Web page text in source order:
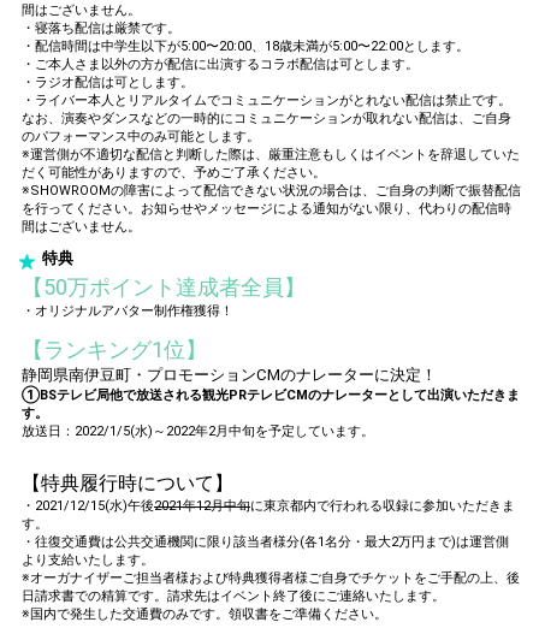
間はございません。
・寝落ち配信は厳禁です。
・配信時間は中学生以下が5:00〜20:00、18歳未満が5:00〜22:00とします。
・ご本人さま以外の方が配信に出演するコラボ配信は可とします。
・ラジオ配信は可とします。
・ライバー本人とリアルタイムでコミュニケーションがとれない配信は禁止です。
なお、演奏やダンスなどの一時的にコミュニケーションが取れない配信は、ご自身
のパフォーマンス中のみ可能とします。
※運営側が不適切な配信と判断した際は、厳重注意もしくはイベントを辞退していた
だく可能性がありますので、予めご了承ください。
※SHOWROOMの障害によって配信できない状況の場合は、ご自身の判断で振替配信
を行ってください。お知らせやメッセージによる通知がない限り、代わりの配信時
間はございません。
特典
【50万ポイント達成者全員】
・オリジナルアバター制作権獲得！
【ランキング1位】
静岡県南伊豆町・プロモーションCMのナレーターに決定！
①BSテレビ局他で放送される観光PRテレビCMのナレーターとして出演いただきま
す。
放送日：2022/1/5(水)～2022年2月中旬を予定しています。
【特典履行時について】
・2021/12/15(水)午後2021年12月中旬に東京都内で行われる収録に参加いただきま
す。
・往復交通費は公共交通機関に限り該当者様分(各1名分・最大2万円まで)は運営側
より支給いたします。
※オーガナイザーご担当者様および特典獲得者様ご自身でチケットをご手配の上、後
日請求書での精算です。請求先はイベント終了後にご連絡いたします。
※国内で発生した交通費のみです。領収書をご準備ください。